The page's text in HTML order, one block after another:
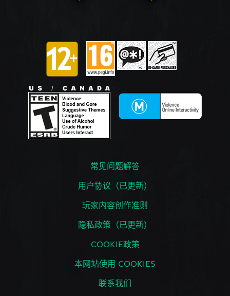
常见问题解答
用户协议（已更新）
玩家内容创作准则
隐私政策（已更新）
COOKIE政策
本网站使用 COOKIES
联系我们